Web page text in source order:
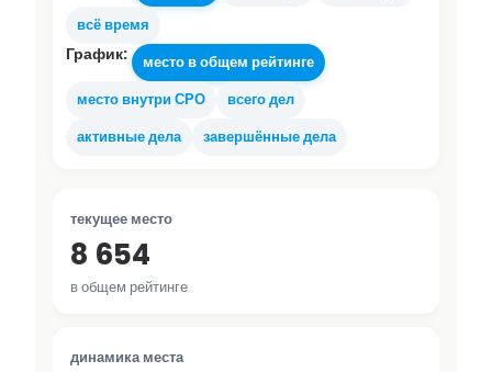
всё время
График:
место в общем рейтинге
место внутри СРО
всего дел
активные дела
завершённые дела
текущее место
8 654
в общем рейтинге
динамика места